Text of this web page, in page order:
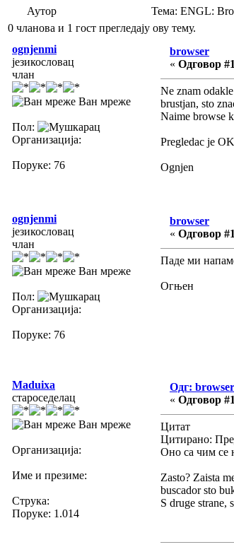
Аутор
Тема: ENGL:
0 чланова и 1 гост прегледају ову тему.
ognjenmi
језикословац
члан
Ван мреже
Пол:
Организација:
Поруке: 76
browser
« Одговор
Ne znam
brustjan, sto
Naime browse
Pregledac je
Ognjen
ognjenmi
језикословац
члан
Ван мреже
Пол:
Организација:
Поруке: 76
browser
« Одговор
Паде ми
Огњен
Maduixa
староседелац
Ван мреже
Организација:
Име и презиме:
Струка:
Поруке: 1.014
Одг: browser
« Одговор
Цитат
Цитирано:
Оно са чим се
Zasto? Zaista
buscador sto
S druge strane,